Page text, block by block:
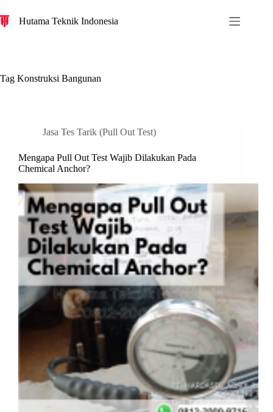
c
Hutama Teknik Indonesia
Tag Konstruksi Bangunan
Jasa Tes Tarik (Pull Out Test)
Mengapa Pull Out Test Wajib Dilakukan Pada
Chemical Anchor?